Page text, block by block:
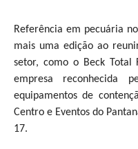
Referência em pecuária
mais uma edição ao
setor, como o Beck Total
empresa reconhecida
equipamentos de
Centro e Eventos do
17.